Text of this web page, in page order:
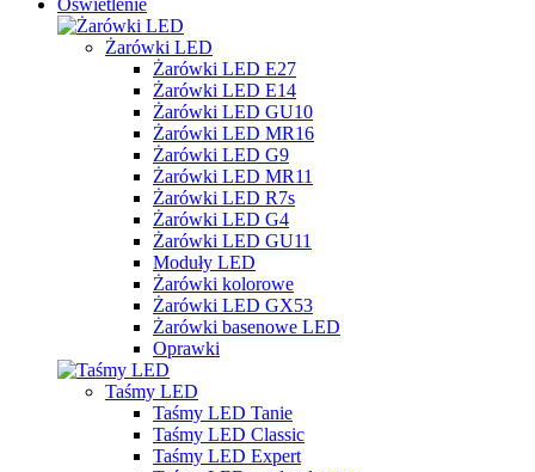
Oświetlenie
Żarówki LED
Żarówki LED E27
Żarówki LED E14
Żarówki LED GU10
Żarówki LED MR16
Żarówki LED G9
Żarówki LED MR11
Żarówki LED R7s
Żarówki LED G4
Żarówki LED GU11
Moduły LED
Żarówki kolorowe
Żarówki LED GX53
Żarówki basenowe LED
Oprawki
Taśmy LED
Taśmy LED Tanie
Taśmy LED Classic
Taśmy LED Expert